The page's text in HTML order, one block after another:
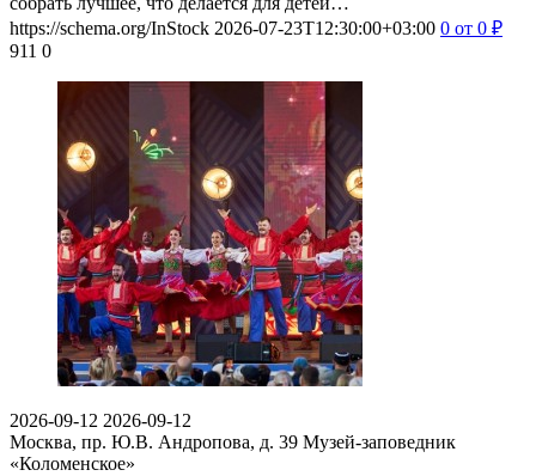
https://schema.org/InStock 2026-07-23T12:30:00+03:00 0 от 0 ₽
911 0
2026-09-12 2026-09-12
Москва, пр. Ю.В. Андропова, д. 39 Музей-заповедник
«Коломенское»